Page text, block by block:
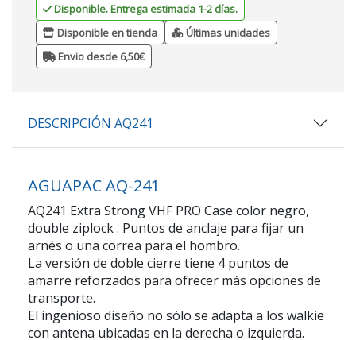
Disponible. Entrega estimada 1-2 días.
Disponible en tienda
Últimas unidades
Envio desde 6,50€
DESCRIPCIÓN AQ241
AGUAPAC AQ-241
AQ241 Extra Strong VHF PRO Case color negro,
double ziplock . Puntos de anclaje para fijar un
arnés o una correa para el hombro.
La versión de doble cierre tiene 4 puntos de
amarre reforzados para ofrecer más opciones de
transporte.
El ingenioso diseño no sólo se adapta a los walkie
con antena ubicadas en la derecha o izquierda.